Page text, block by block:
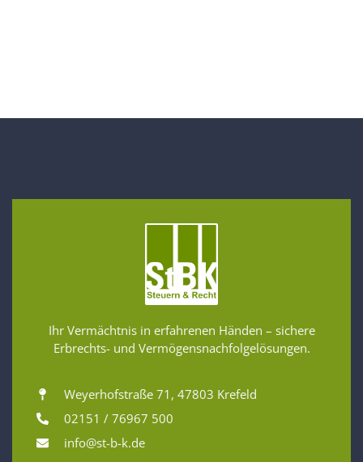
Ihr Vermächtnis in erfahrenen Händen – sichere
Erbrechts- und Vermögensnachfolgelösungen.
Weyerhofstraße 71, 47803 Krefeld
02151 / 76967 500
info@st-b-k.de